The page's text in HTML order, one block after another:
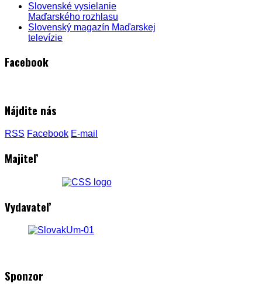
Slovenské vysielanie
Maďarského rozhlasu
Slovenský magazín Maďarskej
televízie
Facebook
Nájdite nás
RSS Facebook E-mail
Majiteľ
Vydavateľ
Sponzor